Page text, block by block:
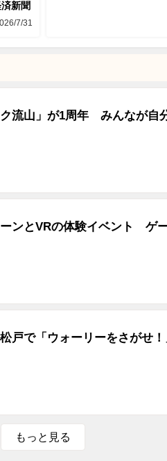
新聞
7/31
ク流山」が1周年 みんなが自
ンとVRの体験イベント ゲ
戸で「ウォーリーをさがせ
もっと見る